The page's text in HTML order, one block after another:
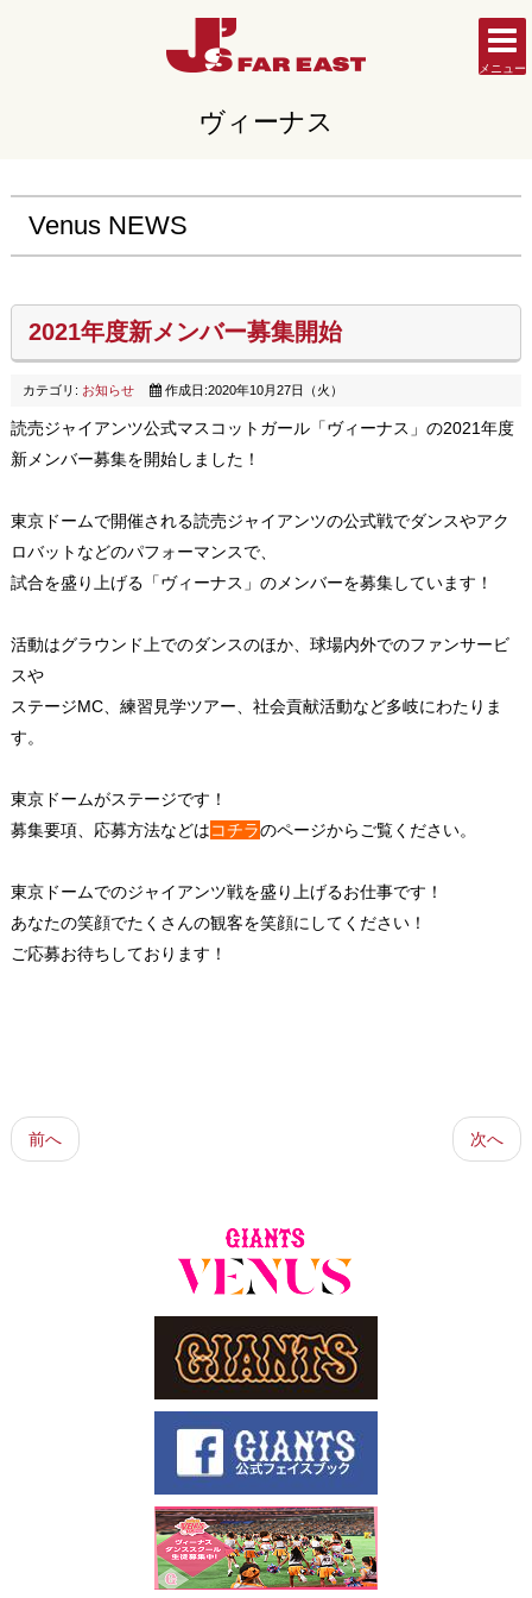
メニュー
ヴィーナス
Venus NEWS
2021年度新メンバー募集開始
カテゴリ: お知らせ 作成日:2020年10月27日（火）
読売ジャイアンツ公式マスコットガール「ヴィーナス」の2021年度
新メンバー募集を開始しました！
東京ドームで開催される読売ジャイアンツの公式戦でダンスやアク
ロバットなどのパフォーマンスで、
試合を盛り上げる「ヴィーナス」のメンバーを募集しています！
活動はグラウンド上でのダンスのほか、球場内外でのファンサービ
スや
ステージMC、練習見学ツアー、社会貢献活動など多岐にわたりま
す。
東京ドームがステージです！
募集要項、応募方法などはコチラのページからご覧ください。
東京ドームでのジャイアンツ戦を盛り上げるお仕事です！
あなたの笑顔でたくさんの観客を笑顔にしてください！
ご応募お待ちしております！
前へ 次へ